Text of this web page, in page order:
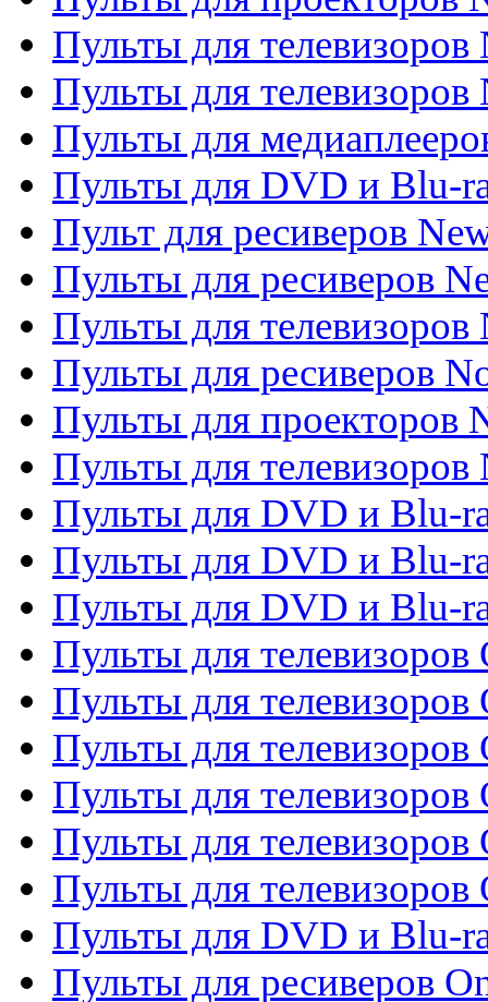
Пульты для телевизоров
Пульты для телевизоров
Пульты для
Пульты для DVD и Blu-
Пульт для ресиверов
Пульты для ресиверов
Пульты для телевизоров
Пульты для ресиверов
Пульты для проекторов
Пульты для телевизоров
Пульты для DVD и Blu-
Пульты для DVD и Blu-
Пульты для DVD и Blu-
Пульты для телевизоров
Пульты для телевизоров
Пульты для телевизоров
Пульты для телевизоров
Пульты для телевизоров
Пульты для телевизоров
Пульты для DVD и Blu-
Пульты для ресиверов